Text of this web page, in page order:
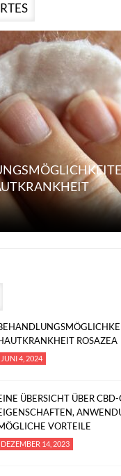
ROSAZEA
JUNI 4, 2024
ÜBERSICHT ÜBER CBD-
VORTEILE
DEZEMBER 14, 2023